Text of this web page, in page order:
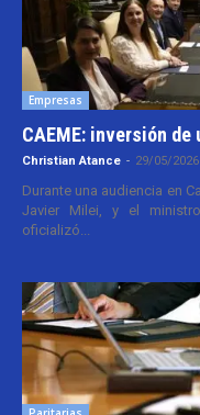
Empresas
CAEME: inversión
Christian Atance - 29/05/
Durante una audiencia en
Javier Milei, y el
oficializó...